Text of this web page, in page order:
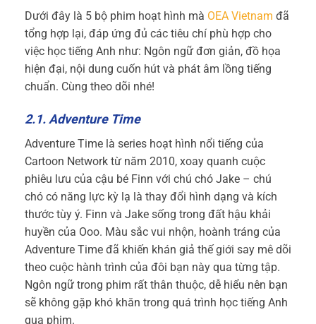
Dưới đây là 5 bộ phim hoạt hình mà OEA Vietnam đã
tổng hợp lại, đáp ứng đủ các tiêu chí phù hợp cho
việc học tiếng Anh như: Ngôn ngữ đơn giản, đồ họa
hiện đại, nội dung cuốn hút và phát âm lồng tiếng
chuẩn. Cùng theo dõi nhé!
2.1. Adventure Time
Adventure Time là series hoạt hình nổi tiếng của
Cartoon Network từ năm 2010, xoay quanh cuộc
phiêu lưu của cậu bé Finn với chú chó Jake – chú
chó có năng lực kỳ lạ là thay đổi hình dạng và kích
thước tùy ý. Finn và Jake sống trong đất hậu khải
huyền của Ooo. Màu sắc vui nhộn, hoành tráng của
Adventure Time đã khiến khán giả thế giới say mê dõi
theo cuộc hành trình của đôi bạn này qua từng tập.
Ngôn ngữ trong phim rất thân thuộc, dễ hiểu nên bạn
sẽ không gặp khó khăn trong quá trình học tiếng Anh
qua phim.